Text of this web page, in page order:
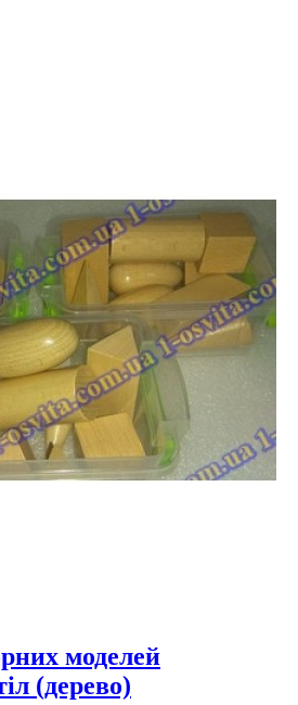
моделей
(дерево)